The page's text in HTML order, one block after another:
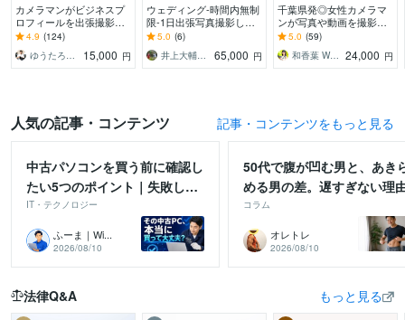
カメラマンがビジネスプ
ロフィールを出張撮影し
ます 第一印象を変えて、
クライアントから選ばれ
る写真をご提案
4.9 (124)
15,000 円
ウェディング-時間内無制
限-1日出張写真撮影しま
す ウェディング/東京・神
奈川限定（出張料込）/他
エリア要問合せ
5.0 (6)
65,000 円
千葉県発◎女性カメラマ
ンが写真や動画を撮影し
ます 実績豊富なモデルの
視点で「使える！」素材
を撮影します
5.0 (59)
和香葉 Wakaba
24,000 円
人気の記事・コンテンツ 記事・コンテンツをもっと見る
中古パソコンを買う前に確認し
たい5つのポイント｜失敗しな
い選び方
IT・テクノロジー
ふーま｜Wi...
2026/08/10
50代で腹が凹む男と、あき
める男の差。遅すぎない理
コラム
オレトレ
2026/08/10
法律Q&A もっと見る